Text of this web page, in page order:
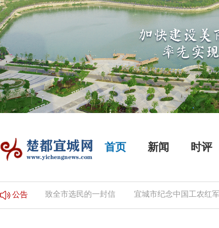
首页 新闻 时评
公告
告 致全市选民的一封信 宜城市纪念中国工农红军